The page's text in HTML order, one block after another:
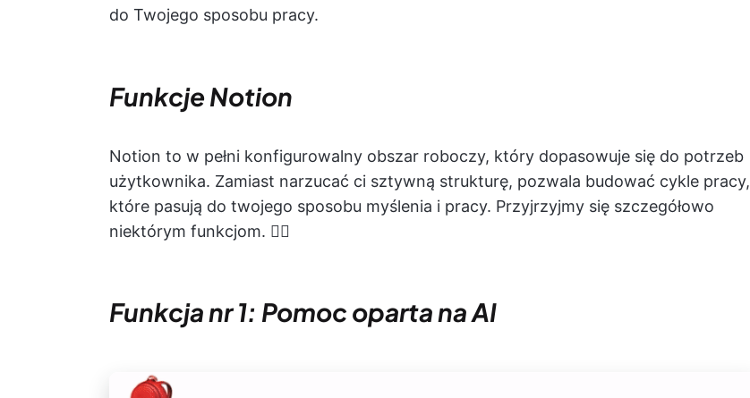
do Twojego sposobu pracy.
Funkcje Notion
Notion to w pełni konfigurowalny obszar roboczy, który dopasowuje się do potrzeb
użytkownika. Zamiast narzucać ci sztywną strukturę, pozwala budować cykle pracy,
które pasują do twojego sposobu myślenia i pracy. Przyjrzyjmy się szczegółowo
niektórym funkcjom. 👇🏼
Funkcja nr 1: Pomoc oparta na AI